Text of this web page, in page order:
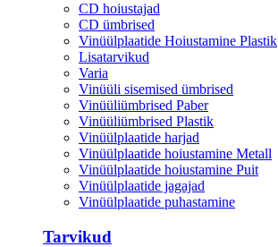
CD hoiustajad
CD ümbrised
Vinüülplaatide Hoiustamine Plastik
Lisatarvikud
Varia
Vinüüli sisemised ümbrised
Vinüüliümbrised Paber
Vinüüliümbrised Plastik
Vinüülplaatide harjad
Vinüülplaatide hoiustamine Metall
Vinüülplaatide hoiustamine Puit
Vinüülplaatide jagajad
Vinüülplaatide puhastamine
Tarvikud